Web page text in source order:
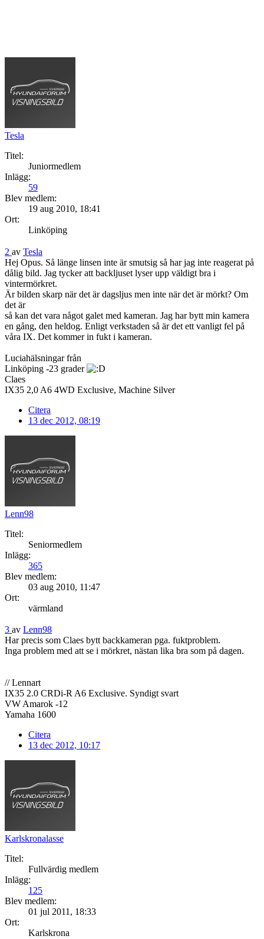
Tesla
Titel:
Juniormedlem
Inlägg:
59
Blev medlem:
19 aug 2010, 18:41
Ort:
Linköping
2 av Tesla
Hej Opus. Så länge linsen inte är smutsig så har jag inte reagerat på
dålig bild. Jag tycker att backljuset lyser upp väldigt bra i
vintermörkret.
Är bilden skarp när det är dagsljus men inte när det är mörkt? Om
det är
så kan det vara något galet med kameran. Jag har bytt min kamera
en gång, den heldog. Enligt verkstaden så är det ett vanligt fel på
våra IX. Det kommer in fukt i kameran.
Luciahälsningar från
Linköping -23 grader
Claes
IX35 2,0 A6 4WD Exclusive, Machine Silver
Citera
13 dec 2012, 08:19
Lenn98
Titel:
Seniormedlem
Inlägg:
365
Blev medlem:
03 aug 2010, 11:47
Ort:
värmland
3 av Lenn98
Har precis som Claes bytt backkameran pga. fuktproblem.
Inga problem med att se i mörkret, nästan lika bra som på dagen.
// Lennart
IX35 2.0 CRDi-R A6 Exclusive. Syndigt svart
VW Amarok -12
Yamaha 1600
Citera
13 dec 2012, 10:17
Karlskronalasse
Titel:
Fullvärdig medlem
Inlägg:
125
Blev medlem:
01 jul 2011, 18:33
Ort:
Karlskrona